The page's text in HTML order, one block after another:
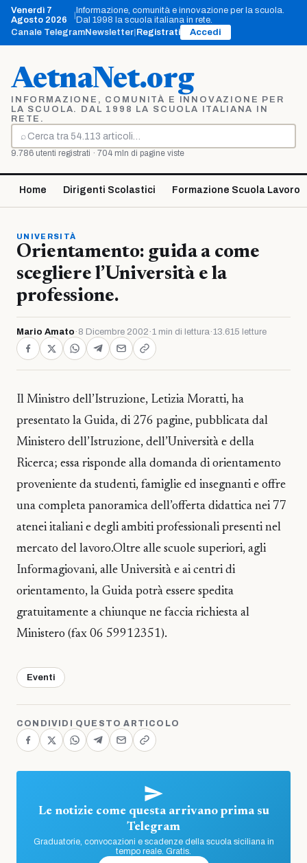
Vai
contenuto
Venerdì 7
Agosto 2026
Informazione, comunità e innovazione per la scuola.
Dal 1998 la scuola italiana in rete.
Canale TelegramNewsletter Registrati Accedi
AetnaNet.org
INFORMAZIONE, COMUNITÀ E INNOVAZIONE PER
LA SCUOLA. DAL 1998 LA SCUOLA ITALIANA IN
RETE.
⌕
Cerca
9.786 utenti registrati · 704 mln di pagine viste
Home Dirigenti Scolastici Formazione Scuola Lavoro
UNIVERSITÀ
Orientamento: guida a come
scegliere l’Università e la
professione.
Mario Amato · 8 Dicembre 2002 ·1 min di lettura·13.615 letture
Il Ministro dell’Istruzione, Letizia Moratti, ha
presentato la Guida, di 276 pagine, pubblicata dal
Ministero dell’Istruzione, dell’Università e della
Ricerca; essa risponde alla domanda di orientamento
proveniente da studenti, famiglie ed insegnanti e offre
una completa panoramica dell’offerta didattica nei 77
atenei italiani e degli ambiti professionali presenti nel
mercato del lavoro.Oltre alle scuole superiori, agli
Informagiovani, alle Università e ai centri di
orientamento, la Guida potrà essere spedita
gratuitamente a chiunque ne faccia richiesta al
Ministero (fax 06 59912351).
Eventi
CONDIVIDI QUESTO ARTICOLO
Le notizie come questa arrivano prima su
Telegram
Graduatorie, convocazioni e scadenze della scuola siciliana in
tempo reale. Gratis.